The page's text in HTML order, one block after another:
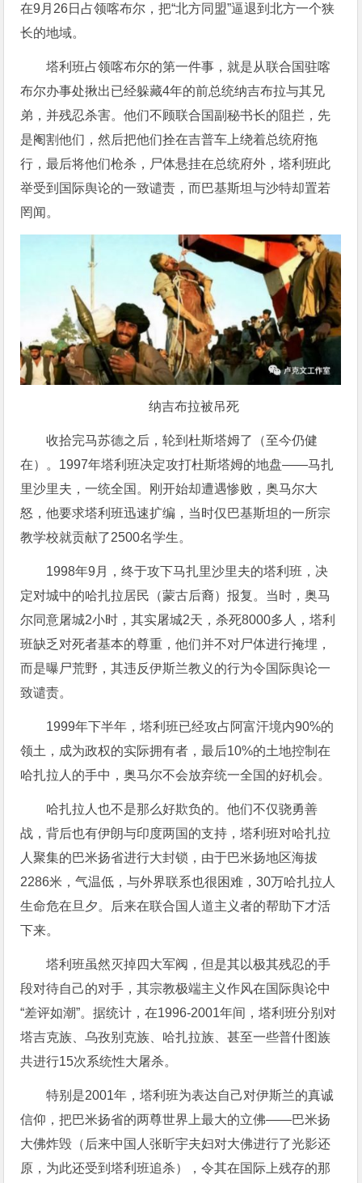
在9月26日占领喀布尔，把“北方同盟”逼退到北方一个狭
长的地域。
塔利班占领喀布尔的第一件事，就是从联合国驻喀
布尔办事处揪出已经躲藏4年的前总统纳吉布拉与其兄
弟，并残忍杀害。他们不顾联合国副秘书长的阻拦，先
是阉割他们，然后把他们拴在吉普车上绕着总统府拖
行，最后将他们枪杀，尸体悬挂在总统府外，塔利班此
举受到国际舆论的一致谴责，而巴基斯坦与沙特却置若
罔闻。
纳吉布拉被吊死
收拾完马苏德之后，轮到杜斯塔姆了（至今仍健
在）。1997年塔利班决定攻打杜斯塔姆的地盘——马扎
里沙里夫，一统全国。刚开始却遭遇惨败，奥马尔大
怒，他要求塔利班迅速扩编，当时仅巴基斯坦的一所宗
教学校就贡献了2500名学生。
1998年9月，终于攻下马扎里沙里夫的塔利班，决
定对城中的哈扎拉居民（蒙古后裔）报复。当时，奥马
尔同意屠城2小时，其实屠城2天，杀死8000多人，塔利
班缺乏对死者基本的尊重，他们并不对尸体进行掩埋，
而是曝尸荒野，其违反伊斯兰教义的行为令国际舆论一
致谴责。
1999年下半年，塔利班已经攻占阿富汗境内90%的
领土，成为政权的实际拥有者，最后10%的土地控制在
哈扎拉人的手中，奥马尔不会放弃统一全国的好机会。
哈扎拉人也不是那么好欺负的。他们不仅骁勇善
战，背后也有伊朗与印度两国的支持，塔利班对哈扎拉
人聚集的巴米扬省进行大封锁，由于巴米扬地区海拔
2286米，气温低，与外界联系也很困难，30万哈扎拉人
生命危在旦夕。后来在联合国人道主义者的帮助下才活
下来。
塔利班虽然灭掉四大军阀，但是其以极其残忍的手
段对待自己的对手，其宗教极端主义作风在国际舆论中
“差评如潮”。据统计，在1996-2001年间，塔利班分别对
塔吉克族、乌孜别克族、哈扎拉族、甚至一些普什图族
共进行15次系统性大屠杀。
特别是2001年，塔利班为表达自己对伊斯兰的真诚
信仰，把巴米扬省的两尊世界上最大的立佛——巴米扬
大佛炸毁（后来中国人张昕宇夫妇对大佛进行了光影还
原，为此还受到塔利班追杀），令其在国际上残存的那